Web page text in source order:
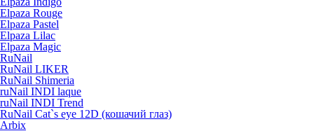
Elpaza Rouge
Elpaza Pastel
Elpaza Lilac
Elpaza Magic
RuNail
RuNail LIKER
RuNail Shimeria
ruNail INDI laque
ruNail INDI Trend
RuNail Cat`s eye 12D (кошачий глаз)
Arbix